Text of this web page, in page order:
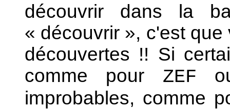
découvrir dans la
« découvrir », c'est
découvertes !! Si
comme pour ZEF
improbables, comme